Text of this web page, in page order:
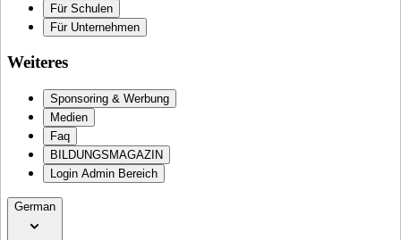
Für Schulen
Für Unternehmen
Weiteres
Sponsoring & Werbung
Medien
Faq
BILDUNGSMAGAZIN
Login Admin Bereich
German